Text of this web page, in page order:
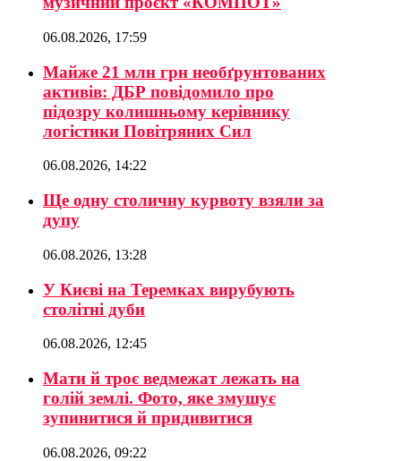
06.08.2026, 17:59
Майже 21 млн грн необґрунтованих
активів: ДБР повідомило про
підозру колишньому керівнику
логістики Повітряних Сил
06.08.2026, 14:22
Ще одну столичну курвоту взяли за
дупу
06.08.2026, 13:28
У Києві на Теремках вирубують
столітні дуби
06.08.2026, 12:45
Мати й троє ведмежат лежать на
голій землі. Фото, яке змушує
зупинитися й придивитися
06.08.2026, 09:22